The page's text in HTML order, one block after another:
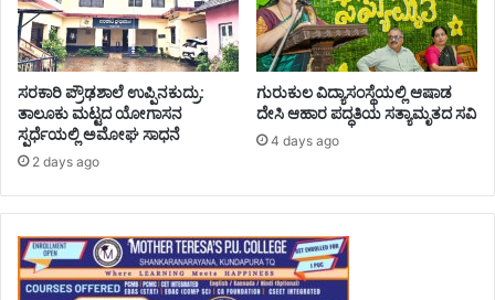
ಸರಕಾರಿ ಪ್ರೌಢಶಾಲೆ ಉಪ್ಪಿನಕುದ್ರು:
ತಾಲೂಕು ಮಟ್ಟದ ಯೋಗಾಸನ
ಸ್ಪರ್ಧೆಯಲ್ಲಿ ಅಮೋಘ ಸಾಧನೆ
2 days ago
ಗುರುಕುಲ ವಿದ್ಯಾಸಂಸ್ಥೆಯಲ್ಲಿ ಆಷಾಡ
ದೇಸಿ ಆಹಾರ ಪದ್ಧತಿಯ ಸತ್ಯಾಮೃತದ ಸವಿ
4 days ago